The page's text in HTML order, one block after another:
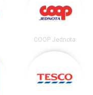
COOP Jednota